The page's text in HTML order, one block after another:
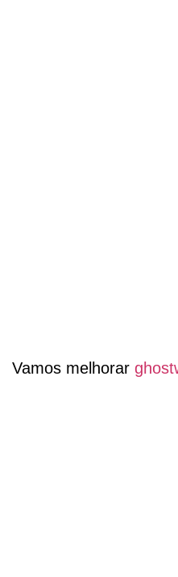
Vamos melhorar